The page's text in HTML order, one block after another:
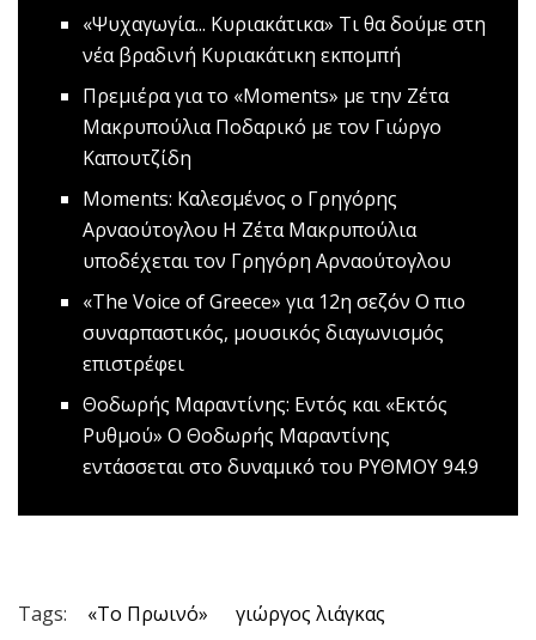
«Ψυχαγωγία... Κυριακάτικα» Tι θα δούμε στη
νέα βραδινή Κυριακάτικη εκπομπή
Πρεμιέρα για το «Moments» με την Ζέτα
ΜακρυπούλιαΠοδαρικό με τον Γιώργο
Καπουτζίδη
Moments: Καλεσμένος ο Γρηγόρης
Αρναούτογλου Η Ζέτα Μακρυπούλια
υποδέχεται τον Γρηγόρη Αρναούτογλου
«The Voice of Greece» για 12η σεζόν O πιο
συναρπαστικός, μουσικός διαγωνισμός
επιστρέφει
Θοδωρής Μαραντίνης: Εντός και «Εκτός
Ρυθμού» O Θοδωρής Μαραντίνης
εντάσσεται στο δυναμικό του ΡΥΘΜΟΥ 94.9
Tags: «Το Πρωινό» γιώργος λιάγκας